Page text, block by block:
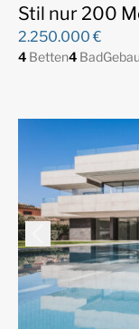
Stil nur 200
2.250.000 €
4 Betten4 Bad